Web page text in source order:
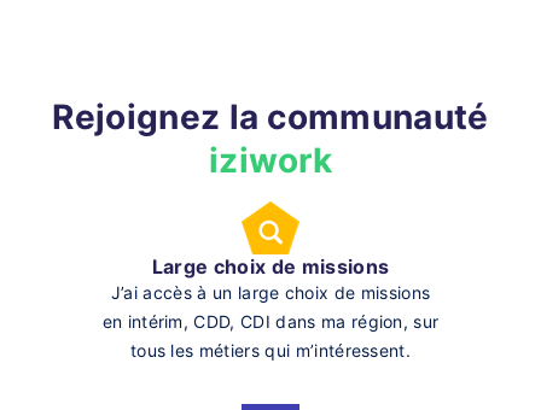
Rejoignez la communauté
iziwork
Large choix de missions
J’ai accès à un large choix de missions
en intérim, CDD, CDI dans ma région, sur
tous les métiers qui m’intéressent.